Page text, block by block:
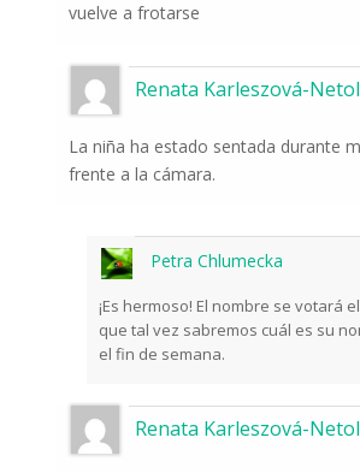
vuelve a frotarse
Renata Karleszová-
La niña ha estado sentada durante
frente a la cámara.
Petra Chlumecka
¡Es hermoso! El nombre se votará
que tal vez sabremos cuál es su
el fin de semana.
Renata Karleszová-